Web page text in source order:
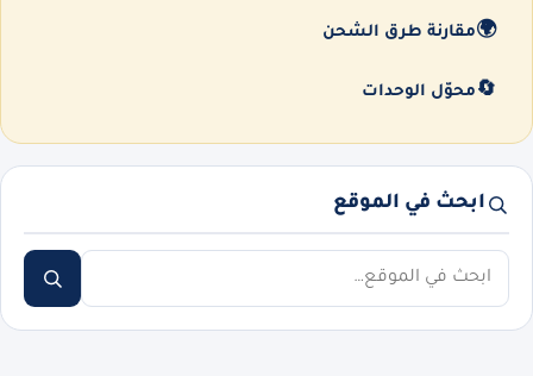
🌍مقارنة طرق الشحن
🔄 محوّل الوحدات
ابحث في الموقع
ابحث